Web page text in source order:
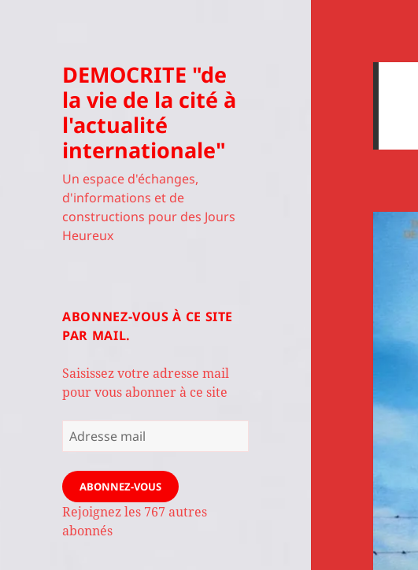
DEMOCRITE "de
la vie de la cité à
l'actualité
internationale"
Un espace d'échanges,
d'informations et de
constructions pour des Jours
Heureux
ABONNEZ-VOUS À CE SITE
PAR MAIL.
Saisissez votre adresse mail
pour vous abonner à ce site
Adresse
mail
ABONNEZ-VOUS
Rejoignez les 767 autres
abonnés